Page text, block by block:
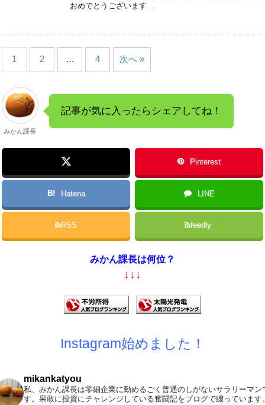
おめでとうございます ...
1 2 … 4 次へ »
みかん課長
記事が気に入ったらシェアしてね！
Pinterest
B! Hatena LINE
RSS feedly
みかん課長は何位？
↓↓↓
Instagram始めました！
mikankatyou
私、みかん課長は零細企業に勤めるごく普通のしがないサラリーマン
す。果敢に投資にチャレンジしている奮闘記をブログで綴っています